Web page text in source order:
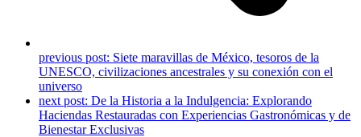
previous post: Siete maravillas de México, tesoros de la
UNESCO, civilizaciones ancestrales y su conexión con el
universo
next post: De la Historia a la Indulgencia: Explorando
Haciendas Restauradas con Experiencias Gastronómicas y de
Bienestar Exclusivas